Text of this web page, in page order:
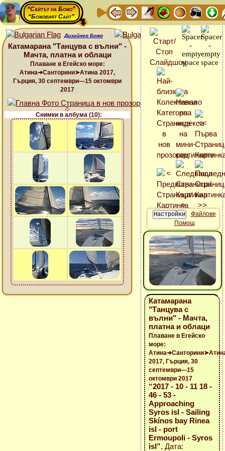
“Сайтът на Божо”
“Божовият Сайт”
Дизайнер Божо
Катамарана "Танцува с вълни" -
Мачта, платна и облаци
Плаване в Егейско море:
Атина➜Санторини➤Атина 2017,
Гърция, 30 септември—15 октомври
2017
Снимки в албума (10):
Файлове
Помощ
Катамарана
"Танцува с
вълни" - Мачта,
платна и облаци
Плаване в Егейско
море:
2017, Гърция, 30
септември—15
октомври 2017
“2017 - 10 - 11 18 -
46 - 53 -
Approaching
Syros isl - Sailing
Skínos bay Rinea
isl - port
Ermoupoli - Syros
isl”, Дата: